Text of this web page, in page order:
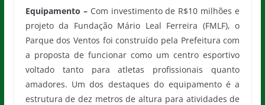
Equipamento – Com investimento de R$10 milhões e
projeto da Fundação Mário Leal Ferreira (FMLF), o
Parque dos Ventos foi construído pela Prefeitura com
a proposta de funcionar como um centro esportivo
voltado tanto para atletas profissionais quanto
amadores. Um dos destaques do equipamento é a
estrutura de dez metros de altura para atividades de